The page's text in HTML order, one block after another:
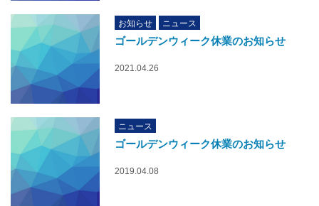
お知らせ ニュース
ゴールデンウィーク休業のお知らせ
2021.04.26
ニュース
ゴールデンウィーク休業のお知らせ
2019.04.08